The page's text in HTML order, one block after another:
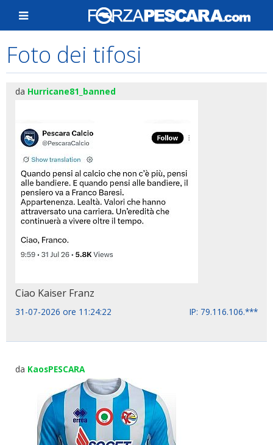
Foto dei tifosi
da Hurricane81_banned
Ciao Kaiser Franz
31-07-2026 ore 11:24:22 IP: 79.116.106.***
da KaosPESCARA